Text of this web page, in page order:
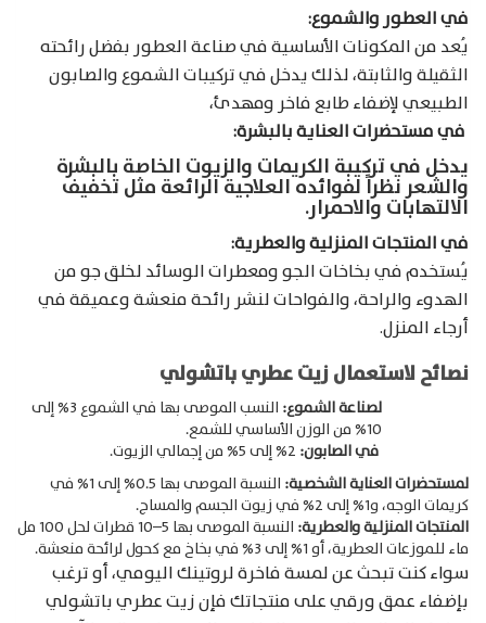
Products
search
في العطور والشموع:
يُعد من المكونات الأساسية في صناعة العطور بفضل رائحته
الثقيلة والثابتة، لذلك يدخل في تركيبات الشموع والصابون
الطبيعي لإضفاء طابع فاخر ومهدئ،
في مستحضرات العناية بالبشرة:
يدخل في تركيبة الكريمات والزيوت الخاصة بالبشرة
والشعر نظراً لفوائده العلاجية الرائعة مثل تخفيف
الالتهابات والاحمرار.
في المنتجات المنزلية والعطرية:
يُستخدم في بخاخات الجو ومعطرات الوسائد لخلق جو من
الهدوء والراحة، والفواحات لنشر رائحة منعشة وعميقة في
أرجاء المنزل.
نصائح لاستعمال زيت عطري باتشولي
لصناعة الشموع:
النسب الموصى بها في الشموع 3% إلى
10% من الوزن الأساسي للشمع.
في الصابون:
لمستحضرات العناية الشخصية:
النسبة الموصى بها 0.5% إلى 1% في
كريمات الوجه، و1% إلى 2% في زيوت الجسم والمساج.
المنتجات المنزلية والعطرية:
النسبة الموصى بها 5–10 قطرات لحل 100 مل
ماء للموزعات العطرية، أو 1% إلى 3% في بخاخ مع كحول لرائحة منعشة.
سواء كنت تبحث عن لمسة فاخرة لروتينك اليومي، أو ترغب
بإضفاء عمق ورقي على منتجاتك فإن زيت عطري باتشولي